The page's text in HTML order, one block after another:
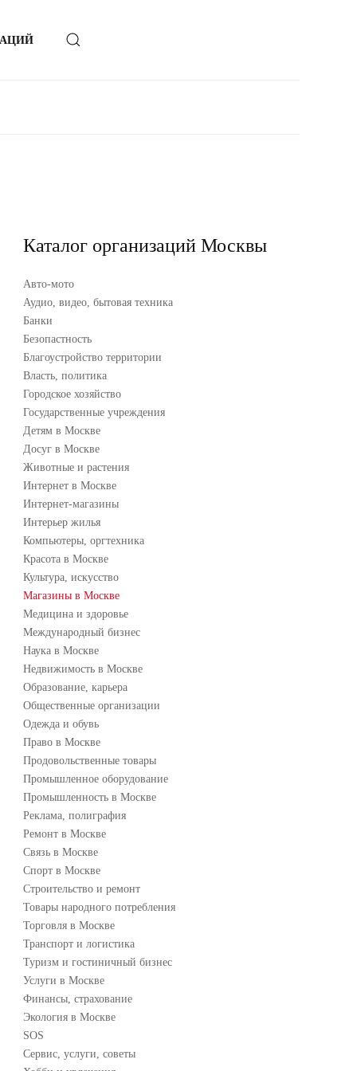
Каталог организаций Москвы
Авто-мото
Аудио, видео, бытовая техника
Банки
Безопастность
Благоустройство территории
Власть, политика
Городское хозяйство
Государственные учреждения
Детям в Москве
Досуг в Москве
Животные и растения
Интернет в Москве
Интернет-магазины
Интерьер жилья
Компьютеры, оргтехника
Красота в Москве
Культура, искусство
Магазины в Москве
Медицина и здоровье
Международный бизнес
Наука в Москве
Недвижимость в Москве
Образование, карьера
Общественные организации
Одежда и обувь
Право в Москве
Продовольственные товары
Промышленное оборудование
Промышленность в Москве
Реклама, полиграфия
Ремонт в Москве
Связь в Москве
Спорт в Москве
Строительство и ремонт
Товары народного потребления
Торговля в Москве
Транспорт и логистика
Туризм и гостиничный бизнес
Услуги в Москве
Финансы, страхование
Экология в Москве
SOS
Сервис, услуги, советы